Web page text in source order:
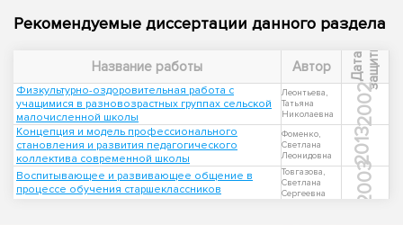
Рекомендуемые диссертации данного раздела
Название работы Автор Д
а
т
а
з
а
щ
и
т ы
Физкультурно-оздоровительная работа с
учащимися в разновозрастных группах сельской
малочисленной школы
Леонтьева,
Татьяна
Николаевна
2002
Концепция и модель профессионального
становления и развития педагогического
коллектива современной школы
Фоменко,
Светлана
Леонидовна
2013
Воспитывающее и развивающее общение в
процессе обучения старшеклассников
Товгазова,
Светлана
Сергеевна
2003